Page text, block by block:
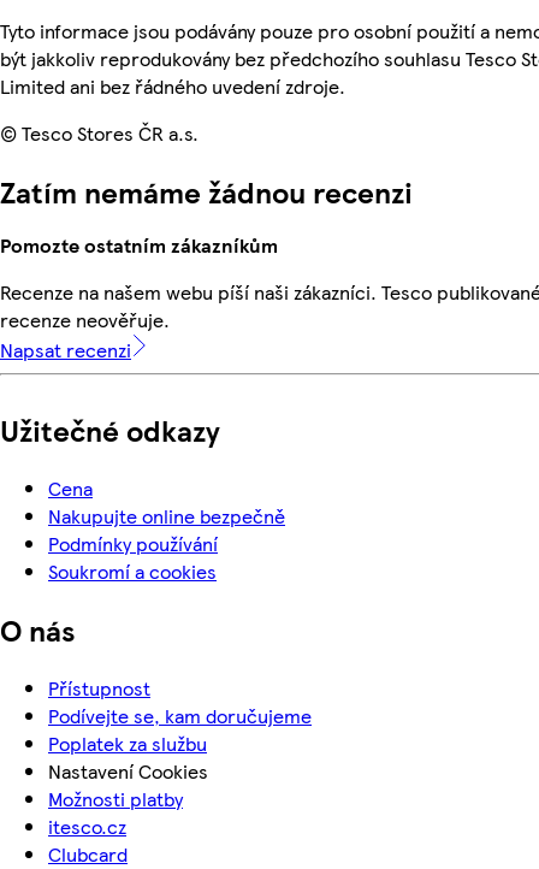
Tyto informace jsou podávány pouze pro osobní použití a
být jakkoliv reprodukovány bez předchozího souhlasu Tesco
Limited ani bez řádného uvedení zdroje.
© Tesco Stores ČR a.s.
Zatím nemáme žádnou recenzi
Pomozte ostatním zákazníkům
Recenze na našem webu píší naši zákazníci. Tesco
recenze neověřuje.
Napsat recenzi
Užitečné odkazy
Cena
Nakupujte online bezpečně
Podmínky používání
Soukromí a cookies
O nás
Přístupnost
Podívejte se, kam doručujeme
Poplatek za službu
Nastavení Cookies
Možnosti platby
itesco.cz
Clubcard